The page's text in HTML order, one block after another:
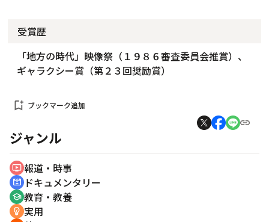
受賞歴
「地方の時代」映像祭（１９８６審査委員会推賞）、
ギャラクシー賞（第２３回奨励賞）
bookmark_add ブックマーク追加
ジャンル
ondemand_video 報道・時事
cinematic_blur ドキュメンタリー
school 教育・教養
emoji_objects 実用